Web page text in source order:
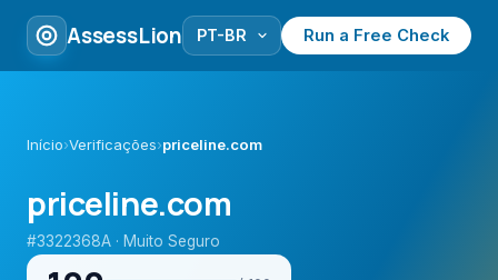
AssessLion Run a Free Check
Início›Verificações›priceline.com
priceline.com
#3322368A · Muito Seguro